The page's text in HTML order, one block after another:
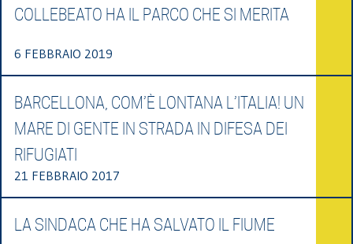
COLLEBEATO HA IL PARCO CHE SI MERITA
6 FEBBRAIO 2019
BARCELLONA, COM’È LONTANA L’ITALIA! UN
MARE DI GENTE IN STRADA IN DIFESA DEI
RIFUGIATI
21 FEBBRAIO 2017
LA SINDACA CHE HA SALVATO IL FIUME